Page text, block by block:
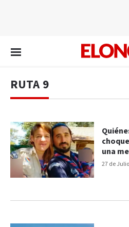
RUTA 9
27 de
una
por su